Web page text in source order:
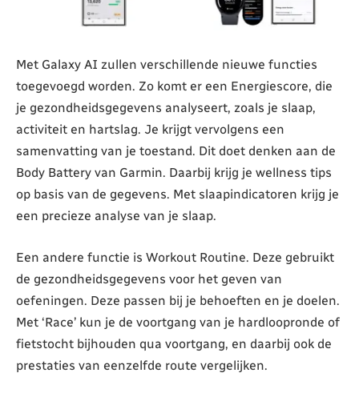
Met Galaxy AI zullen verschillende nieuwe functies
toegevoegd worden. Zo komt er een Energiescore, die
je gezondheidsgegevens analyseert, zoals je slaap,
activiteit en hartslag. Je krijgt vervolgens een
samenvatting van je toestand. Dit doet denken aan de
Body Battery van Garmin. Daarbij krijg je wellness tips
op basis van de gegevens. Met slaapindicatoren krijg je
een precieze analyse van je slaap.
Een andere functie is Workout Routine. Deze gebruikt
de gezondheidsgegevens voor het geven van
oefeningen. Deze passen bij je behoeften en je doelen.
Met ‘Race’ kun je de voortgang van je hardloopronde of
fietstocht bijhouden qua voortgang, en daarbij ook de
prestaties van eenzelfde route vergelijken.